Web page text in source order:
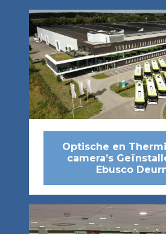
Optische en
camera’s
Ebusco